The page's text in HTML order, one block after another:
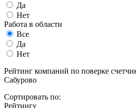
Да
Нет
Работа в области
Все
Да
Нет
Рейтинг компаний по поверке
Сабурово
Сортировать по:
Рейтингу